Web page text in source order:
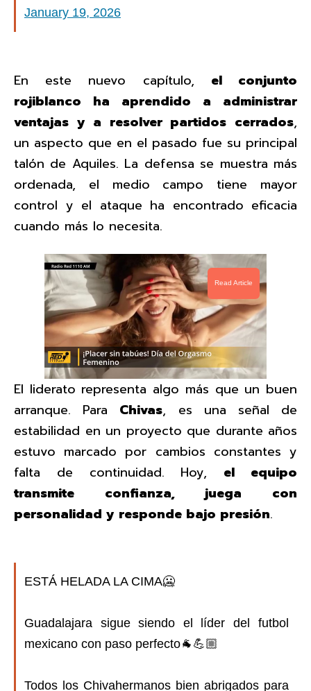
January 19, 2026
En este nuevo capítulo, el conjunto
rojiblanco ha aprendido a administrar
ventajas y a resolver partidos cerrados,
un aspecto que en el pasado fue su principal
talón de Aquiles. La defensa se muestra más
ordenada, el medio campo tiene mayor
control y el ataque ha encontrado eficacia
cuando más lo necesita.
Read Article
El liderato representa algo más que un buen
arranque. Para Chivas, es una señal de
estabilidad en un proyecto que durante años
estuvo marcado por cambios constantes y
falta de continuidad. Hoy, el equipo
transmite confianza, juega con
personalidad y responde bajo presión.
ESTÁ HELADA LA CIMA🥶
Guadalajara sigue siendo el líder del futbol
mexicano con paso perfecto🐐💪🏼
Todos los Chivahermanos bien abrigados para